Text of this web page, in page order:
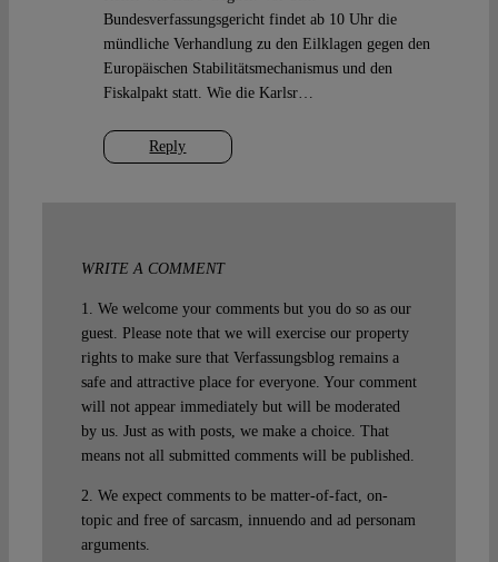
Reply
Bundesverfassungsgericht findet ab 10 Uhr die
mündliche Verhandlung zu den Eilklagen gegen den
Europäischen Stabilitätsmechanismus und den
Fiskalpakt statt. Wie die Karlsr…
WRITE A COMMENT
1. We welcome your comments but you do so as our
guest. Please note that we will exercise our property
rights to make sure that Verfassungsblog remains a
safe and attractive place for everyone. Your comment
will not appear immediately but will be moderated
by us. Just as with posts, we make a choice. That
means not all submitted comments will be published.
2. We expect comments to be matter-of-fact, on-
topic and free of sarcasm, innuendo and ad personam
arguments.